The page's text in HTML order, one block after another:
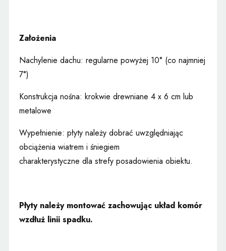
Założenia
Nachylenie dachu: regularne powyżej 10° (co najmniej
7°)
Konstrukcja nośna: krokwie drewniane 4 x 6 cm lub
metalowe
Wypełnienie: płyty należy dobrać uwzględniając
obciążenia wiatrem i śniegiem
charakterystyczne dla strefy posadowienia obiektu.
Płyty należy montować zachowując układ komór
wzdłuż linii spadku.